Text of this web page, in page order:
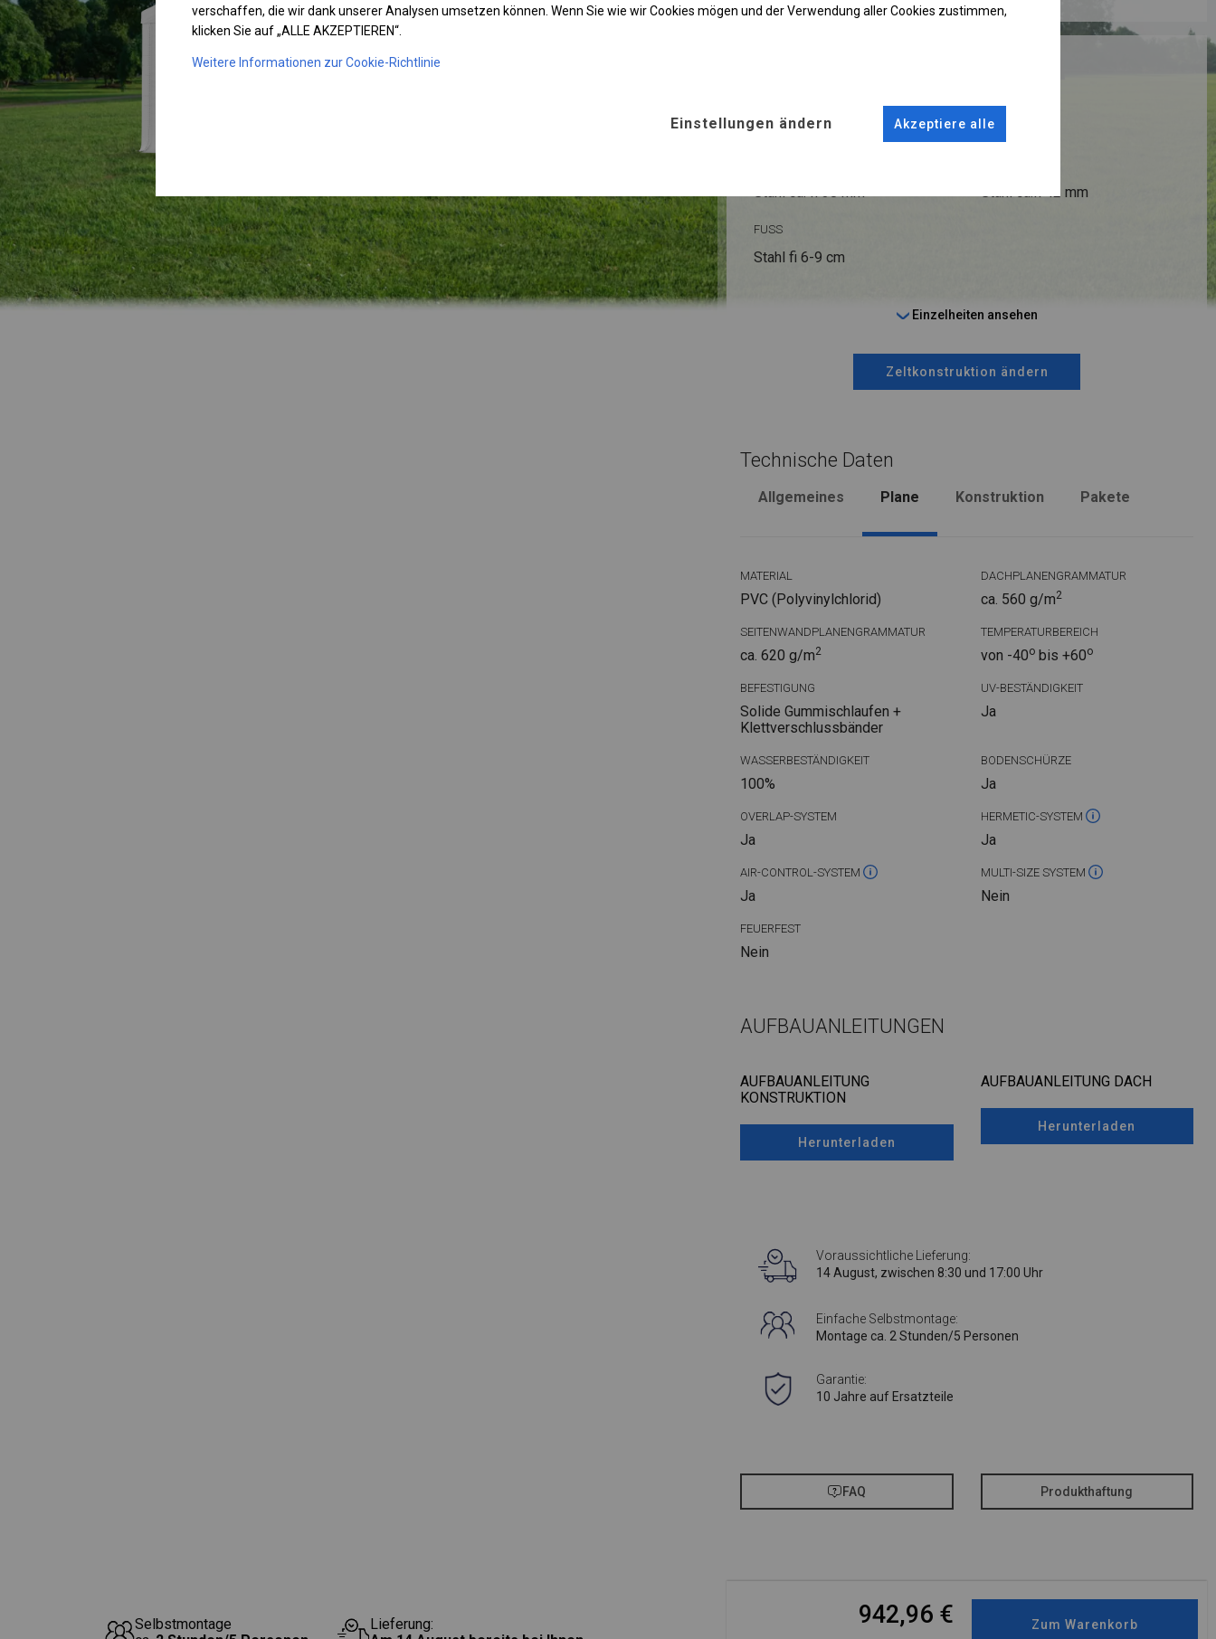
Selbstmontage
Lieferung:
fi 42 mm
FUSS
Stahl fi 6-9 cm
Einzelheiten ansehen
Zeltkonstruktion ändern
Technische Daten
Allgemeines Plane Konstruktion Pakete
MATERIAL
PVC (Polyvinylchlorid)
DACHPLANENGRAMMATUR
ca. 560 g/m2
SEITENWANDPLANENGRAMMATUR
ca. 620 g/m2
TEMPERATURBEREICH
von -40obis +60o
BEFESTIGUNG
Solide Gummischlaufen +
Klettverschlussbänder
UV-BESTÄNDIGKEIT
Ja
WASSERBESTÄNDIGKEIT
100%
BODENSCHÜRZE
Ja
OVERLAP-SYSTEM
Ja
HERMETIC-SYSTEM
Ja
AIR-CONTROL-SYSTEM
Ja
MULTI-SIZE SYSTEM
Nein
FEUERFEST
Nein
AUFBAUANLEITUNGEN
AUFBAUANLEITUNG
KONSTRUKTION
Herunterladen
AUFBAUANLEITUNG DACH
Herunterladen
Voraussichtliche Lieferung:
14 August, zwischen 8:30 und 17:00 Uhr
Einfache Selbstmontage:
Montage ca. 2 Stunden/5 Personen
Garantie:
10 Jahre auf Ersatzteile
FAQ Produkthaftung
942,96 €
verschaffen, die wir dank unserer Analysen umsetzen können. Wenn Sie wie wir Cookies mögen und der Verwendung aller Cookies zustimmen,
klicken Sie auf „ALLE AKZEPTIEREN“.
Weitere Informationen zur Cookie-Richtlinie
Einstellungen ändern Akzeptiere alle